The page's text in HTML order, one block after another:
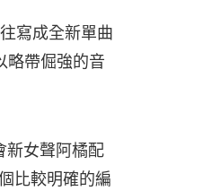
寫成全新單曲
略帶倔強的音
新女聲阿橘配
比較明確的編